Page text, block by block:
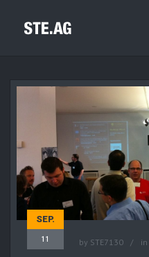
SEP.
11 by STE7130 in